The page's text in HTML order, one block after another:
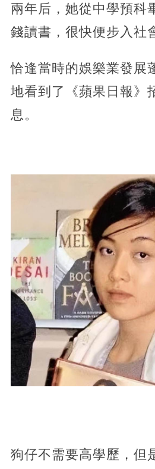
兩年后，她從中學預科
錢讀書，很快便步入社
恰逢當時的娛樂業發展
地看到了《蘋果日報》
息。
狗仔不需要高學歷，但